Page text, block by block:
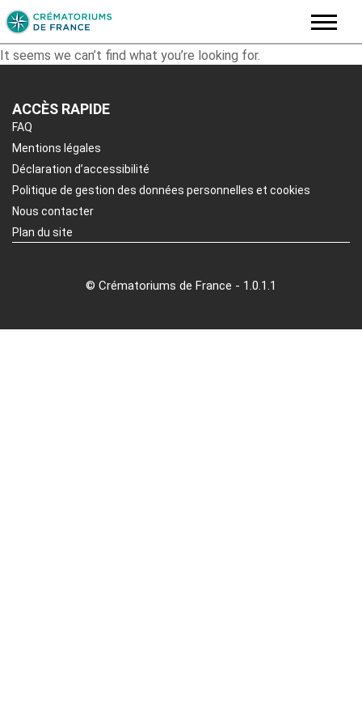
Skip
to
It seems we can’t find what you’re looking for.
ACCÈS RAPIDE
FAQ
Mentions légales
Déclaration d’accessibilité
Politique de gestion des données personnelles et cookies
Nous contacter
Plan du site
© Crématoriums de France - 1.0.1.1